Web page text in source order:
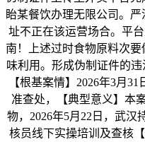
眙某餐饮办理无限公司。
址不正在该运营场合。平
南！上述过时食物原料次
味利用。形成伪制证件的违
【根基案情】2026年3月
准查处，【典型意义】本
物，2026年5月22日，武汉
核员线下实操培训及查核